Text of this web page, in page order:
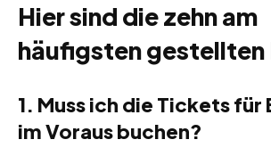
Hier sind die zehn am
häufigsten gestellten
1. Muss ich die Tickets für
im Voraus buchen?